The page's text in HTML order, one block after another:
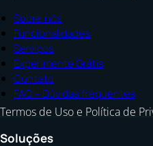
Sobre nós
Funcionalidades
Serviços
Experimente Grátis
Contato
FAQ – Dúvidas frequentes
Termos de Uso e Política de
Soluções